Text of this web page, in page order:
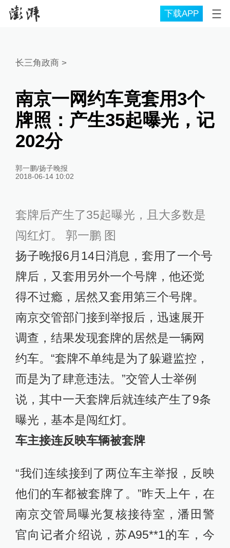
下载APP
长三角政商 >
南京一网约车竟套用3个
牌照：产生35起曝光，记
202分
郭一鹏/扬子晚报
2018-06-14 10:02
套牌后产生了35起曝光，且大多数是
闯红灯。 郭一鹏 图
扬子晚报6月14日消息，套用了一个号
牌后，又套用另外一个号牌，他还觉
得不过瘾，居然又套用第三个号牌。
南京交管部门接到举报后，迅速展开
调查，结果发现套牌的居然是一辆网
约车。“套牌不单纯是为了躲避监控，
而是为了肆意违法。”交管人士举例
说，其中一天套牌后就连续产生了9条
曝光，基本是闯红灯。
车主接连反映车辆被套牌
“我们连续接到了两位车主举报，反映
他们的车都被套牌了。”昨天上午，在
南京交管局曝光复核接待室，潘田警
官向记者介绍说，苏A95**1的车，今